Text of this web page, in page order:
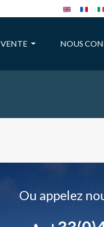
VENTE NOUS
Ou appelez